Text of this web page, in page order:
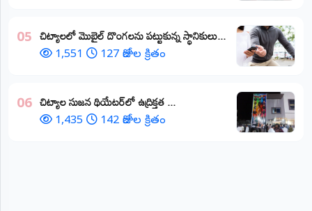
05 చిట్యాలలో మొబైల్ దొంగలను పట్టుకున్న స్థానికులు...
1,551 127 రోజుల క్రితం
06 చిట్యాల సుజన థియేటర్‌లో ఉద్రిక్తత ...
1,435 142 రోజుల క్రితం